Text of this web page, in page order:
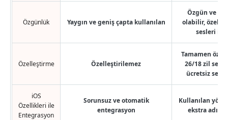
Özgünlük Yaygın ve geniş çapta kullanılan
Özgün ve
olabilir, özel
sesleri
Özelleştirme Özelleştirilemez
Tamamen
26/18 zil
ücretsiz
iOS
Özellikleri ile
Entegrasyon
Sorunsuz ve otomatik
entegrasyon
Kullanılan
ekstra